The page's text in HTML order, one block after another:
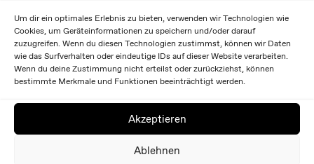
Um dir ein optimales Erlebnis zu bieten, verwenden wir Technologien wie
Cookies, um Geräteinformationen zu speichern und/oder darauf
zuzugreifen. Wenn du diesen Technologien zustimmst, können wir Daten
wie das Surfverhalten oder eindeutige IDs auf dieser Website verarbeiten.
Wenn du deine Zustimmung nicht erteilst oder zurückziehst, können
bestimmte Merkmale und Funktionen beeinträchtigt werden.
Akzeptieren
Ablehnen